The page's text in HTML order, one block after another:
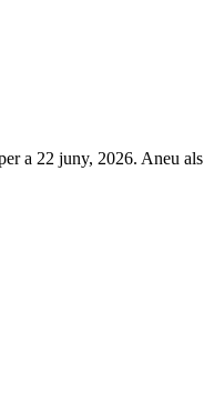
a 22 juny, 2026. Aneu als